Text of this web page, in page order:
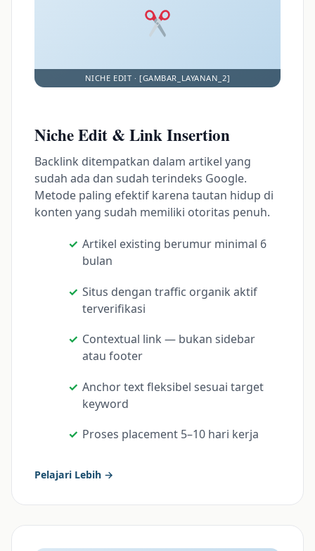
Niche Edit & Link Insertion
Backlink ditempatkan dalam artikel yang
sudah ada dan sudah terindeks Google.
Metode paling efektif karena tautan hidup di
konten yang sudah memiliki otoritas penuh.
Artikel existing berumur minimal 6
bulan
Situs dengan traffic organik aktif
terverifikasi
Contextual link — bukan sidebar
atau footer
Anchor text fleksibel sesuai target
keyword
Proses placement 5–10 hari kerja
Pelajari Lebih →